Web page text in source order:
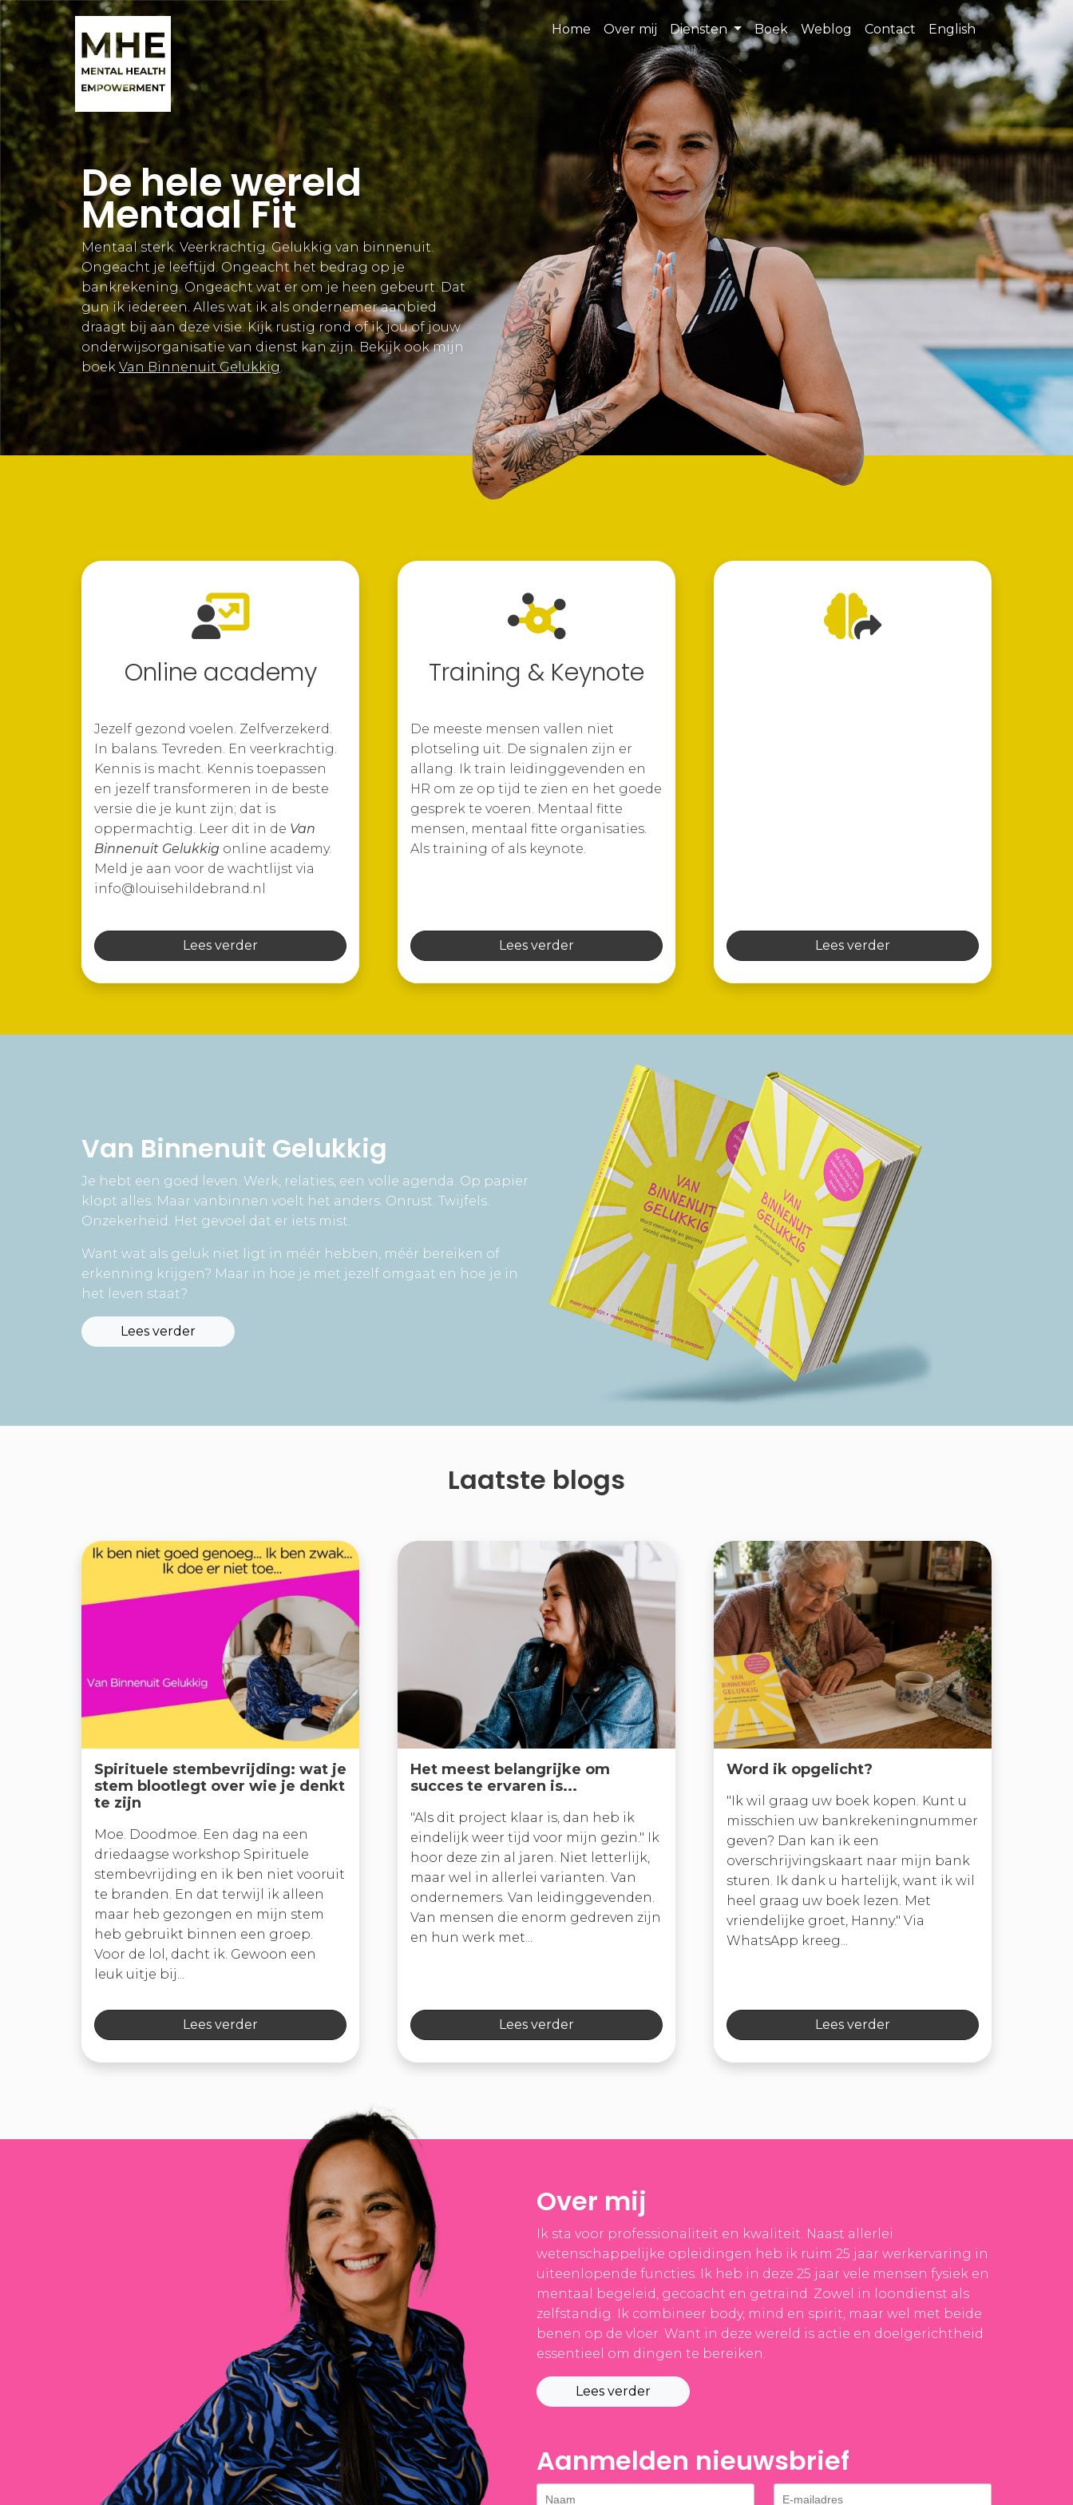
Home Over mij Diensten Boek Weblog Contact English
De hele wereld
Mentaal Fit
Mentaal sterk. Veerkrachtig. Gelukkig van binnenuit.
Ongeacht je leeftijd. Ongeacht het bedrag op je
bankrekening. Ongeacht wat er om je heen gebeurt. Dat
gun ik iedereen. Alles wat ik als ondernemer aanbied
draagt bij aan deze visie. Kijk rustig rond of ik jou of jouw
onderwijsorganisatie van dienst kan zijn. Bekijk ook mijn
boek Van Binnenuit Gelukkig.
Online academy
Jezelf gezond voelen. Zelfverzekerd.
In balans. Tevreden. En veerkrachtig.
Kennis is macht. Kennis toepassen
en jezelf transformeren in de beste
versie die je kunt zijn; dat is
oppermachtig. Leer dit in de Van
Binnenuit Gelukkig online academy.
Meld je aan voor de wachtlijst via
info@louisehildebrand.nl
Lees verder
Training & Keynote
De meeste mensen vallen niet
plotseling uit. De signalen zijn er
allang. Ik train leidinggevenden en
HR om ze op tijd te zien en het goede
gesprek te voeren. Mentaal fitte
mensen, mentaal fitte organisaties.
Als training of als keynote.
Lees verder Lees verder
Van Binnenuit Gelukkig
Je hebt een goed leven. Werk, relaties, een volle agenda. Op papier
klopt alles. Maar vanbinnen voelt het anders. Onrust. Twijfels.
Onzekerheid. Het gevoel dat er iets mist.
Want wat als geluk niet ligt in méér hebben, méér bereiken of
erkenning krijgen? Maar in hoe je met jezelf omgaat en hoe je in
het leven staat?
Lees verder
Laatste blogs
Spirituele stembevrijding: wat je
stem blootlegt over wie je denkt
te zijn
Moe. Doodmoe. Een dag na een
driedaagse workshop Spirituele
stembevrijding en ik ben niet vooruit
te branden. En dat terwijl ik alleen
maar heb gezongen en mijn stem
heb gebruikt binnen een groep.
Voor de lol, dacht ik. Gewoon een
leuk uitje bij...
Lees verder
Het meest belangrijke om
succes te ervaren is...
"Als dit project klaar is, dan heb ik
eindelijk weer tijd voor mijn gezin." Ik
hoor deze zin al jaren. Niet letterlijk,
maar wel in allerlei varianten. Van
ondernemers. Van leidinggevenden.
Van mensen die enorm gedreven zijn
en hun werk met...
Lees verder
Word ik opgelicht?
"Ik wil graag uw boek kopen. Kunt u
misschien uw bankrekeningnummer
geven? Dan kan ik een
overschrijvingskaart naar mijn bank
sturen. Ik dank u hartelijk, want ik wil
heel graag uw boek lezen. Met
vriendelijke groet, Hanny." Via
WhatsApp kreeg...
Lees verder
Over mij
Ik sta voor professionaliteit en kwaliteit. Naast allerlei
wetenschappelijke opleidingen heb ik ruim 25 jaar werkervaring in
uiteenlopende functies. Ik heb in deze 25 jaar vele mensen fysiek en
mentaal begeleid, gecoacht en getraind. Zowel in loondienst als
zelfstandig. Ik combineer body, mind en spirit, maar wel met beide
benen op de vloer. Want in deze wereld is actie en doelgerichtheid
essentieel om dingen te bereiken.
Lees verder
Aanmelden nieuwsbrief